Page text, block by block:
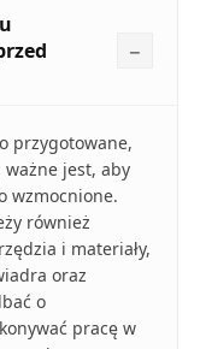
przygotowane,
jest, aby
wzmocnione.
również
i materiały,
oraz
o
pracę w